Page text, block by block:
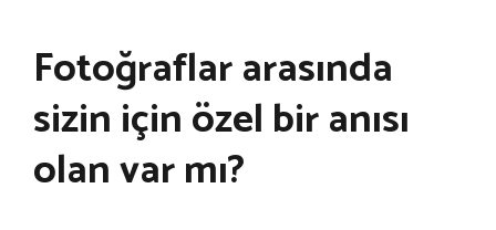
Fotoğraflar arasında
sizin için özel bir anısı
olan var mı?